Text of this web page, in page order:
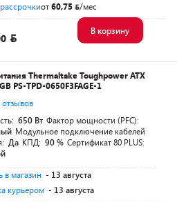
от60,75 /мес
В корзину
Thermaltake Toughpower ATX
PS-TPD-0650F3FAGE-1
отзывов
650 Вт Фактор мощности (PFC):
Модульное подключение кабелей
Да КПД: 90 % Сертификат 80 PLUS:
в магазин - 13 августа
курьером - 13 августа